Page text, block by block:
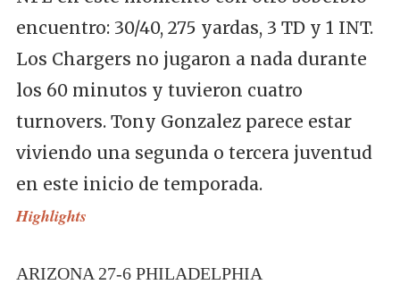
encuentro: 30/40, 275 yardas, 3 TD y 1 INT.
Los Chargers no jugaron a nada durante
los 60 minutos y tuvieron cuatro
turnovers. Tony Gonzalez parece estar
viviendo una segunda o tercera juventud
en este inicio de temporada.
Highlights
ARIZONA 27-6 PHILADELPHIA